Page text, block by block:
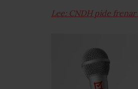
Lee: CNDH pide